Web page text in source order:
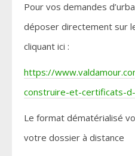
Pour vos demandes
déposer directement sur
cliquant ici :
https://
construire-et-certificats-
Le format dématérialisé
votre dossier à distance